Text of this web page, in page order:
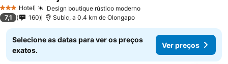
3 EstrelasHotel Design boutique rústico moderno
7,1 160 Subic, a 0.4 km de Olongapo
Selecione as datas para ver os preços
exatos.
Ver preços